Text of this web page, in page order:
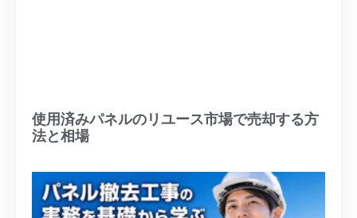
使用済みパネルのリユース市場で売却する方
法と相場